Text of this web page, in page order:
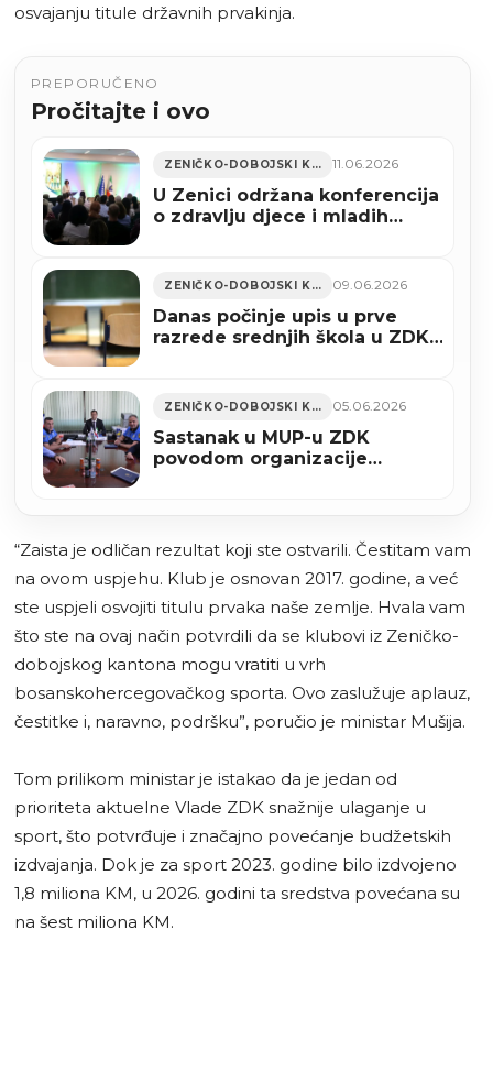
osvajanju titule državnih prvakinja.
PREPORUČENO
Pročitajte i ovo
ZENIČKO-DOBOJSKI KANTON 11.06.2026
U Zenici održana konferencija
o zdravlju djece i mladih
ZENIČKO-DOBOJSKI KANTON 09.06.2026
Danas počinje upis u prve
razrede srednjih škola u ZDK-
ZENIČKO-DOBOJSKI KANTON 05.06.2026
Sastanak u MUP-u ZDK
povodom organizacije
“Zaista je odličan rezultat koji ste ostvarili. Čestitam vam
na ovom uspjehu. Klub je osnovan 2017. godine, a već
ste uspjeli osvojiti titulu prvaka naše zemlje. Hvala vam
što ste na ovaj način potvrdili da se klubovi iz Zeničko-
dobojskog kantona mogu vratiti u vrh
bosanskohercegovačkog sporta. Ovo zaslužuje aplauz,
čestitke i, naravno, podršku”, poručio je ministar Mušija.
Tom prilikom ministar je istakao da je jedan od
prioriteta aktuelne Vlade ZDK snažnije ulaganje u
sport, što potvrđuje i značajno povećanje budžetskih
izdvajanja. Dok je za sport 2023. godine bilo izdvojeno
1,8 miliona KM, u 2026. godini ta sredstva povećana su
na šest miliona KM.